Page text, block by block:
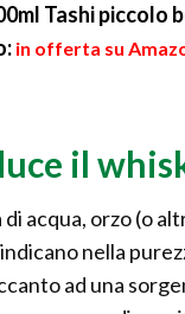
Tashi
in offerta su
il
di acqua, orzo (o
nella
ad una